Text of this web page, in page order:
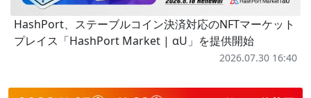
HashPort、ステーブルコイン決済対応のNFTマーケット
プレイス「HashPort Market | αU」を提供開始
2026.07.30 16:40